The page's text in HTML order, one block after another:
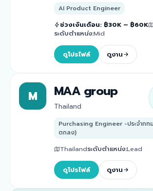
AI Product Engineer
ช่วงเงินเดือน: ฿30K – ฿60K
ระดับตำแหน่ง:Mid
ดูโปรไฟล์ ดูงาน
M MAA group
Thailand
Purchasing Engineer -ประจำกท
ตกลง)
Thailandระดับตำแหน่ง:Lead
ดูโปรไฟล์ ดูงาน